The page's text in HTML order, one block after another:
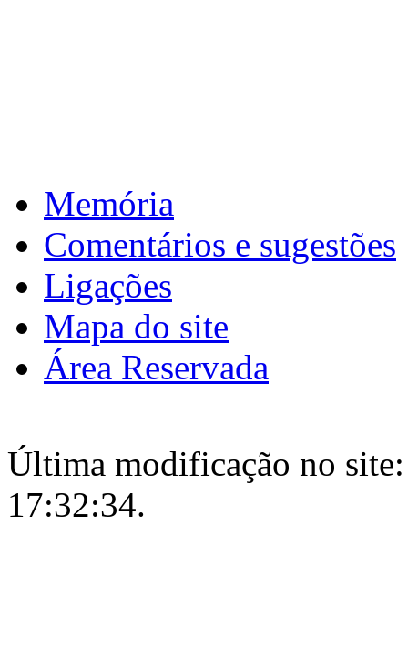
Memória
Comentários e sugestões
Ligações
Mapa do site
Área Reservada
Última modificação no
17:32:34.